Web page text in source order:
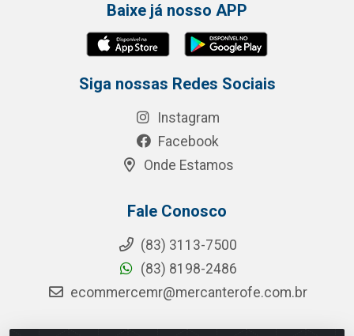
Baixe já nosso APP
Siga nossas Redes Sociais
Instagram
Facebook
Onde Estamos
Fale Conosco
(83) 3113-7500
(83) 8198-2486
ecommercemr@mercanterofe.com.br